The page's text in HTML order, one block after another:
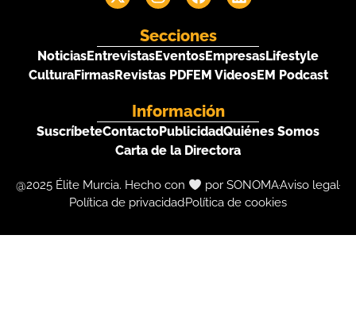
Secciones
NoticiasEntrevistasEventosEmpresasLifestyle
CulturaFirmasRevistas PDFEM VideosEM Podcast
Información
SuscríbeteContactoPublicidadQuiénes Somos
Carta de la Directora
@2025 Élite Murcia. Hecho con por SONOMAAviso legal
Política de privacidadPolítica de cookies